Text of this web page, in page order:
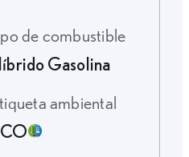
de combustible
Gasolina
Etiqueta ambiental